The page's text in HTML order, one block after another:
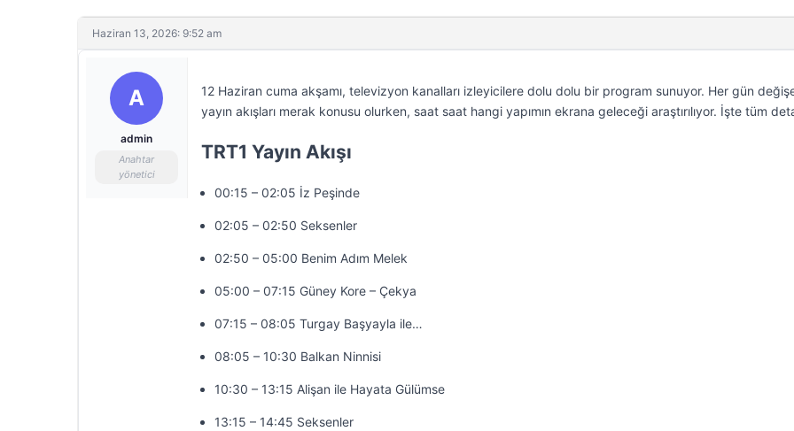
Haziran 13, 2026: 9:52 am
A
admin
Anahtar
yönetici
12 Haziran cuma akşamı, televizyon kanalları izleyicilere dolu dolu bir program sunuyor. Her gün
yayın akışları merak konusu olurken, saat saat hangi yapımın ekrana geleceği araştırılıyor. İşte tüm
TRT1 Yayın Akışı
00:15 – 02:05 İz Peşinde
02:05 – 02:50 Seksenler
02:50 – 05:00 Benim Adım Melek
05:00 – 07:15 Güney Kore – Çekya
07:15 – 08:05 Turgay Başyayla ile…
08:05 – 10:30 Balkan Ninnisi
10:30 – 13:15 Alişan ile Hayata Gülümse
13:15 – 14:45 Seksenler